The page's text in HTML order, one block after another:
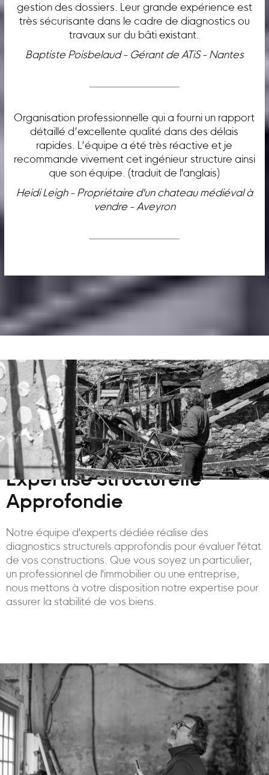
gestion des dossiers. Leur grande expérience est
très sécurisante dans le cadre de diagnostics ou
travaux sur du bâti existant.
Baptiste Poisbelaud - Gérant de ATiS - Nantes
Organisation professionnelle qui a fourni un rapport
détaillé d’excellente qualité dans des délais
rapides. L’équipe a été très réactive et je
recommande vivement cet ingénieur structure ainsi
que son équipe. (traduit de l'anglais)
Heidi Leigh - Propriétaire d'un chateau médiéval à
vendre - Aveyron
Expertise Structurelle
Approfondie
Notre équipe d'experts dédiée réalise des
diagnostics structurels approfondis pour évaluer l'état
de vos constructions. Que vous soyez un particulier,
un professionnel de l'immobilier ou une entreprise,
nous mettons à votre disposition notre expertise pour
assurer la stabilité de vos biens.